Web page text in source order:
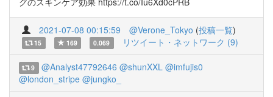
2021-07-08 00:15:59 @Verone_Tokyo (投稿一覧)
15 169 0.069 リツイート・ネットワーク (9)
9 @Analyst47792646 @shunXXL @imfujis0
@london_stripe @jungko_